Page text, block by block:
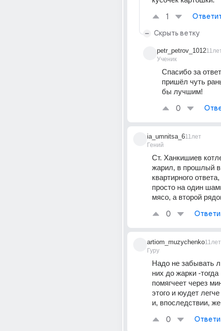
1
Скрыть ветку
petr_petrov_1012
Ученик
Спасибо за
пришёл чуть
бы лучшим!
0
ia_umnitsa_6
Гений
11лет
Ст. Ханкишиев
жарил, в прошлый
квартирного
просто на один
мясо, а второй
0
artiom_muzychenko
Гуру
11лет
Надо не забывать
них до жарки -
помягчеет через
этого и юудет
и, впоследствии,
0